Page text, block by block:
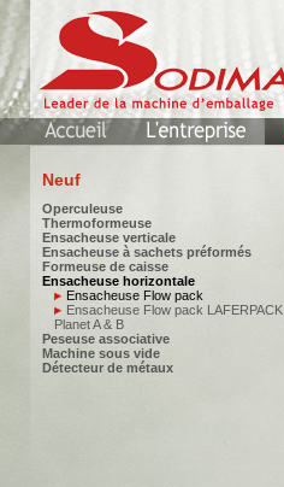
Neuf
Operculeuse
Thermoformeuse
Ensacheuse verticale
Ensacheuse à sachets préformés
Formeuse de caisse
Ensacheuse horizontale
Ensacheuse Flow pack
Ensacheuse Flow pack LAFERPACK
Planet A & B
Peseuse associative
Machine sous vide
Détecteur de métaux